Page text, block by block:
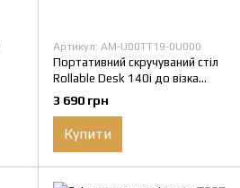
Артикул: AM-U00TT19-0U000
Портативний скручуваний стіл
Rollable Desk 140i до візка
Litheli
3 690 грн
Купити